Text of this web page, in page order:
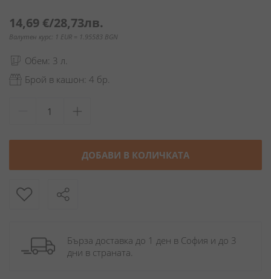
14,69 €/28,73лв.
Валутен курс: 1 EUR = 1.95583 BGN
Обем: 3 л.
Брой в кашон: 4 бр.
ДОБАВИ В КОЛИЧКАТА
Бърза доставка до 1 ден в София и до 3
дни в страната.